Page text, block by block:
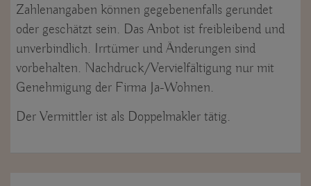
Zahlenangaben können gegebenenfalls gerundet
oder geschätzt sein. Das Anbot ist freibleibend und
unverbindlich. Irrtümer und Änderungen sind
vorbehalten. Nachdruck/Vervielfältigung nur mit
Genehmigung der Firma Ja-Wohnen.
Der Vermittler ist als Doppelmakler tätig.